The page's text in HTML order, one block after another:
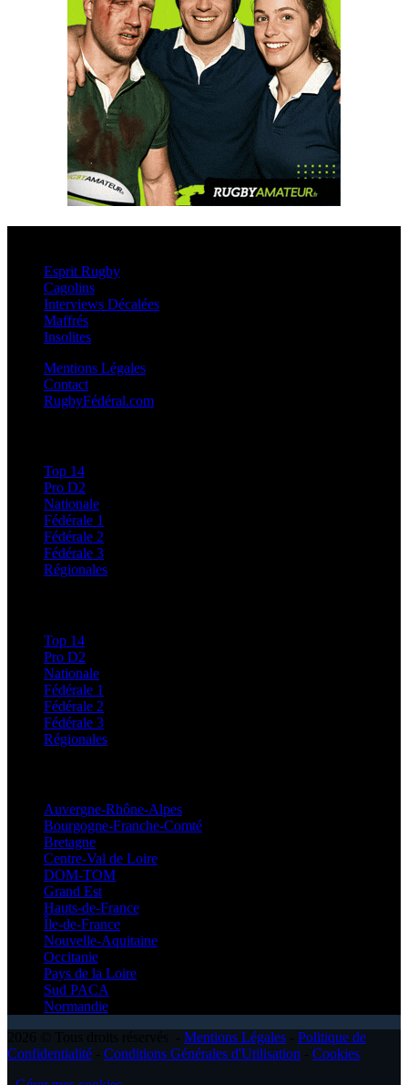
Esprit Rugby
Cagolins
Interviews Décalées
Maffrés
Insolites
Mentions Légales
Contact
RugbyFédéral.com
Top 14
Pro D2
Nationale
Fédérale 1
Fédérale 2
Fédérale 3
Régionales
Top 14
Pro D2
Nationale
Fédérale 1
Fédérale 2
Fédérale 3
Régionales
Auvergne-Rhône-Alpes
Bourgogne-Franche-Comté
Bretagne
Centre-Val de Loire
DOM-TOM
Grand Est
Hauts-de-France
Île-de-France
Nouvelle-Aquitaine
Occitanie
Pays de la Loire
Sud PACA
Normandie
Mentions Légales
Politique de
Confidentialité
Conditions Générales d'Utilisation
Cookies